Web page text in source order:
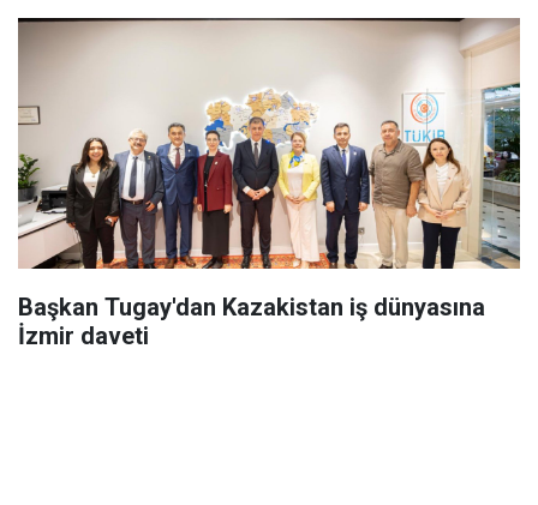
Başkan Tugay'dan Kazakistan iş dünyasına
İzmir daveti